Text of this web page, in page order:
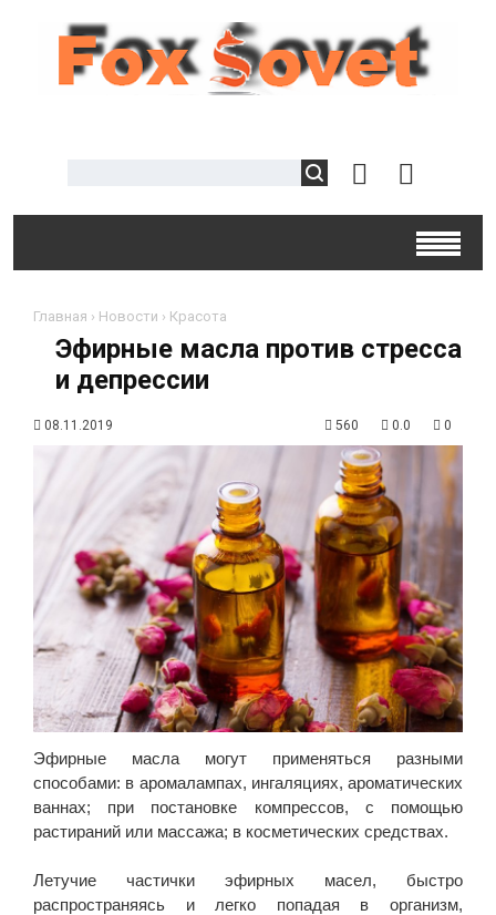
Главная › Новости › Красота
Эфирные масла против стресса
и депрессии
08.11.2019 560 0.0 0
Эфирные масла могут применяться разными
способами: в аромалампах, ингаляциях, ароматических
ваннах; при постановке компрессов, с помощью
растираний или массажа; в косметических средствах.
Летучие частички эфирных масел, быстро
распространяясь и легко попадая в организм,